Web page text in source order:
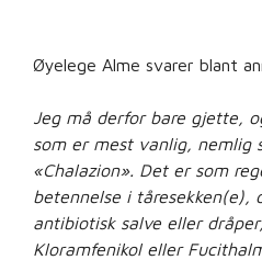
Øyelege Alme svarer blant
Jeg må derfor bare gjette,
som er mest vanlig, nemlig
«Chalazion». Det er som
betennelse i tåresekken(e),
antibiotisk salve eller
Kloramfenikol eller